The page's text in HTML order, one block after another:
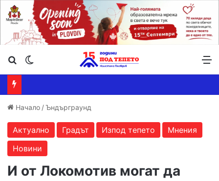
Търсене ...
Начало /Ъндърграунд
Актуално Градът Изпод тепето
Мнения
Новини
И от Локомотив могат да